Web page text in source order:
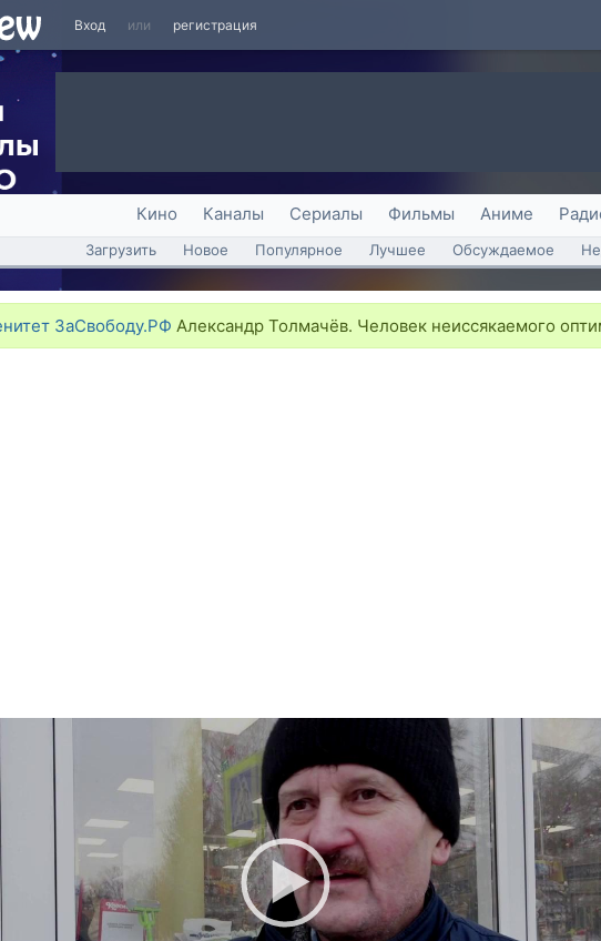
Вход или регистрация
Кино Каналы Сериалы Фильмы Аниме
Загрузить Новое Популярное Лучшее Обсуждаемое
ЗаСвободу.РФ Александр Толмачёв. Человек неиссякаемого